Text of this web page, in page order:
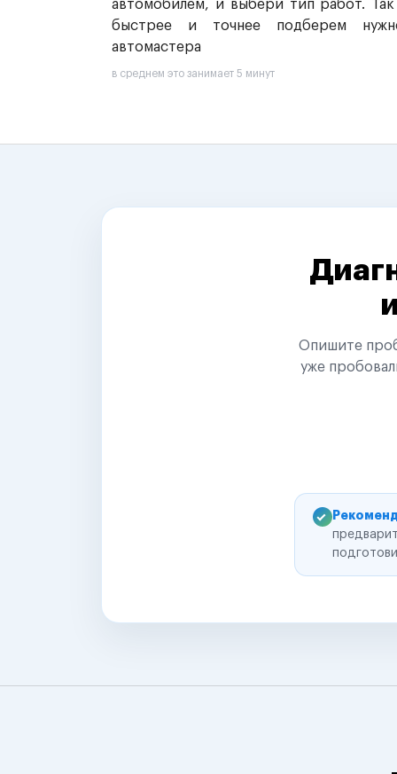
автомобилем, и выбери тип работ.
быстрее и точнее подберем
автомастера
в среднем это занимает 5 минут
Опишите
уже